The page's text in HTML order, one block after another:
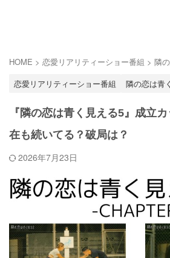
HOME > 恋愛リアリティーショー番組 > 隣
恋愛リアリティーショー番組
隣の恋は青
『隣の恋は青く見える5』成立
在も続いてる？破局は？
2026年7月23日